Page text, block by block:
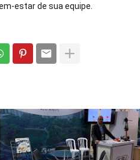
estar de sua equipe.